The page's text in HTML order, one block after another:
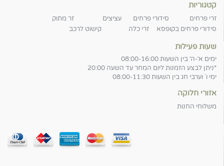
קטגוריות
זרי פרחים סידורי פרחים עציצים
זר מתוק
סידורי פרחים בקופסא
זרי כלה קישוט לרכב
שעות פעילות
ימים א׳-ה׳ בין השעות 08:00-16:00
*ניתן לבצע הזמנות ליום המחר עד השעה 20:00
ימי ו` וערבי חג בין השעות 08:00-11:30
אזורי חלוקה
משלוחי החנות